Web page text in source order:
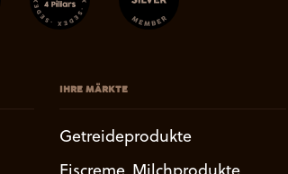
IHRE MÄRKTE
Getreideprodukte